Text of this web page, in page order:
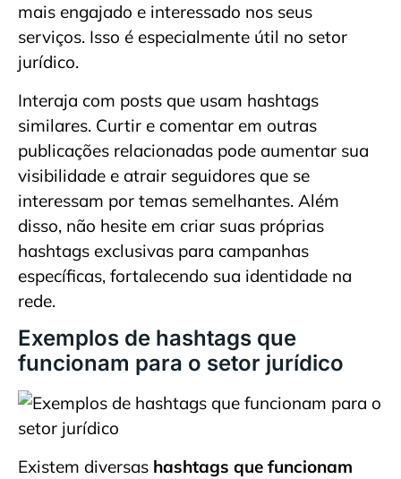
mais engajado e interessado nos seus
serviços. Isso é especialmente útil no setor
jurídico.
Interaja com posts que usam hashtags
similares. Curtir e comentar em outras
publicações relacionadas pode aumentar sua
visibilidade e atrair seguidores que se
interessam por temas semelhantes. Além
disso, não hesite em criar suas próprias
hashtags exclusivas para campanhas
específicas, fortalecendo sua identidade na
rede.
Exemplos de hashtags que
funcionam para o setor jurídico
Existem diversas hashtags que funcionam